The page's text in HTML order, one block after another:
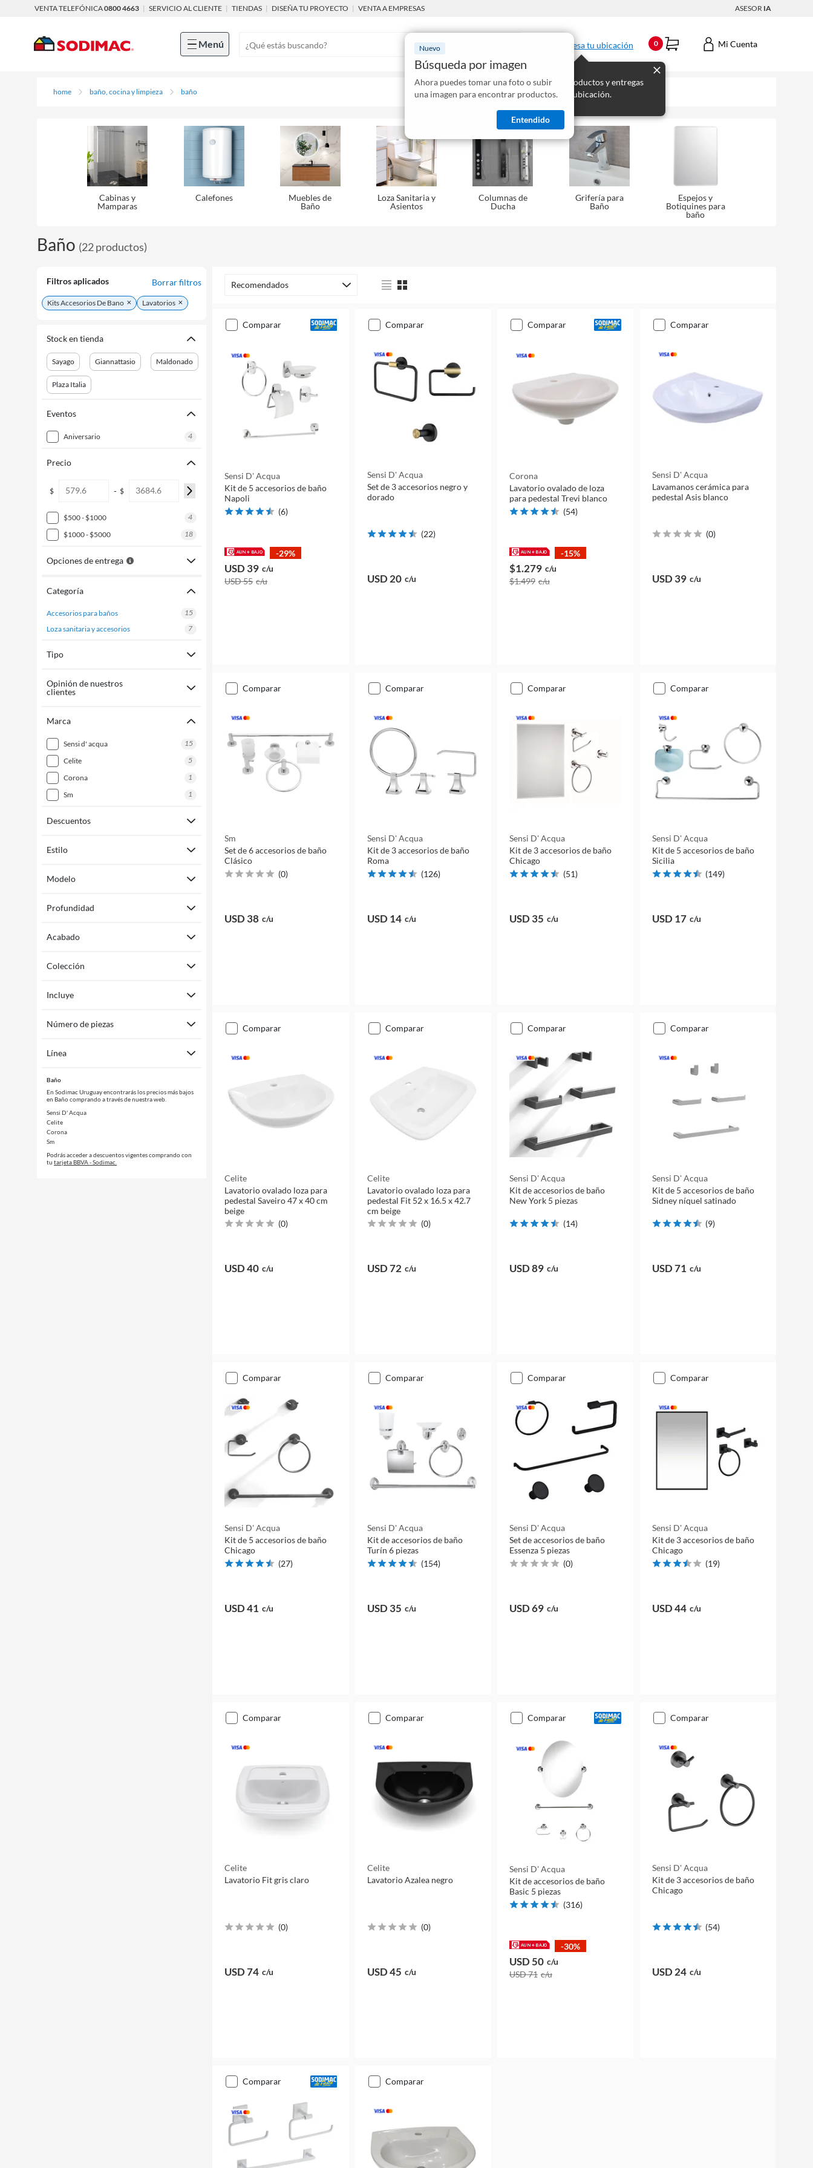
VENTA TELEFÓNICA0800 4663 | SERVICIO AL CLIENTE | TIENDAS | DISEÑA TU PROYECTO | VENTA A EMPRESAS ASESOR IA
Menú Nuevo
Búsqueda por imagen
Ahora puedes tomar una foto o subir
una imagen para encontrar productos.
Entendido
Ingresa tu ubicación
Mostraremos los productos y entregas
disponibles para tu ubicación.
0 Mi Cuenta
home baño, cocina y limpieza baño
Cabinas y
Mamparas
Calefones
Muebles de
Baño
Loza Sanitaria y
Asientos
Columnas de
Ducha
Grifería para
Baño
Espejos y
Botiquines para
baño
Baño (22productos)
Filtros aplicados Borrar filtros
Kits Accesorios De Bano Lavatorios
Stock en tienda
Sayago Giannattasio Maldonado
Plaza Italia
Eventos
aniversario 4
Precio
$ - $
$500 - $1000
4
$1000 - $5000
18
Opciones de entrega
Categoría
accesorios para baños
15
loza sanitaria y accesorios
7
Tipo
Opinión de nuestros
clientes
Marca
sensi d' acqua
15
celite
5
corona
1
sm
1
Descuentos
Estilo
Modelo
Profundidad
Acabado
Colección
Incluye
Número de piezas
Línea
Baño
En Sodimac Uruguay encontrarás los precios más bajos
en Baño comprando a través de nuestra web.
Sensi D' Acqua
Celite
Corona
Sm
Podrás acceder a descuentos vigentes comprando con
tu tarjeta BBVA - Sodimac.
Recomendados
comparar
Sensi D' Acqua
Kit de 5 accesorios de baño
Napoli
(6)
-29%
USD 39 c/u
USD 55 c/u
comparar
Sensi D' Acqua
Set de 3 accesorios negro y
dorado
(22)
USD 20 c/u
comparar
Corona
Lavatorio ovalado de loza
para pedestal Trevi blanco
(54)
-15%
$1.279 c/u
$1.499 c/u
comparar
Sensi D' Acqua
Lavamanos cerámica para
pedestal Asis blanco
(0)
USD 39 c/u
comparar
Sm
Set de 6 accesorios de baño
Clásico
(0)
USD 38 c/u
comparar
Sensi D' Acqua
Kit de 3 accesorios de baño
Roma
(126)
USD 14 c/u
comparar
Sensi D' Acqua
Kit de 3 accesorios de baño
Chicago
(51)
USD 35 c/u
comparar
Sensi D' Acqua
Kit de 5 accesorios de baño
Sicilia
(149)
USD 17 c/u
comparar
Celite
Lavatorio ovalado loza para
pedestal Saveiro 47 x 40 cm
beige
(0)
USD 40 c/u
comparar
Celite
Lavatorio ovalado loza para
pedestal Fit 52 x 16.5 x 42.7
cm beige
(0)
USD 72 c/u
comparar
Sensi D' Acqua
Kit de accesorios de baño
New York 5 piezas
(14)
USD 89 c/u
comparar
Sensi D' Acqua
Kit de 5 accesorios de baño
Sidney níquel satinado
(9)
USD 71 c/u
comparar
Sensi D' Acqua
Kit de 5 accesorios de baño
Chicago
(27)
USD 41 c/u
comparar
Sensi D' Acqua
Kit de accesorios de baño
Turín 6 piezas
(154)
USD 35 c/u
comparar
Sensi D' Acqua
Set de accesorios de baño
Essenza 5 piezas
(0)
USD 69 c/u
comparar
Sensi D' Acqua
Kit de 3 accesorios de baño
Chicago
(19)
USD 44 c/u
comparar
Celite
Lavatorio Fit gris claro
(0)
USD 74 c/u
comparar
Celite
Lavatorio Azalea negro
(0)
USD 45 c/u
comparar
Sensi D' Acqua
Kit de accesorios de baño
Basic 5 piezas
(316)
-30%
USD 50 c/u
USD 71 c/u
comparar
Sensi D' Acqua
Kit de 3 accesorios de baño
Chicago
(54)
USD 24 c/u
comparar comparar